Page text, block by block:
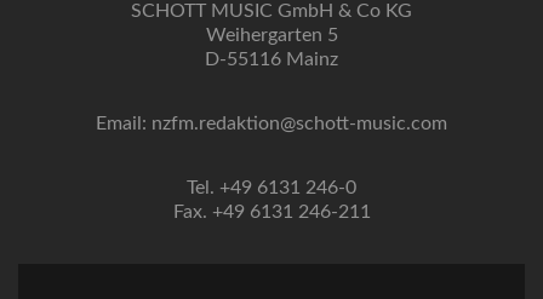
SCHOTT MUSIC GmbH & Co KG
Weihergarten 5
D-55116 Mainz
Email: nzfm.redaktion@schott-music.com
Tel. +49 6131 246-0
Fax. +49 6131 246-211